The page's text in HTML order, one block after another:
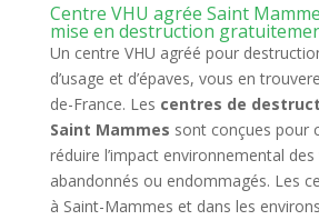
Centre VHU agrée Saint
mise en destruction
Un centre VHU agréé pour
d’usage et d’épaves, vous en
de-France. Les centres de
Saint Mammes sont conçues pour
réduire l’impact environnemental des
abandonnés ou endommagés. Les
à Saint-Mammes et dans les